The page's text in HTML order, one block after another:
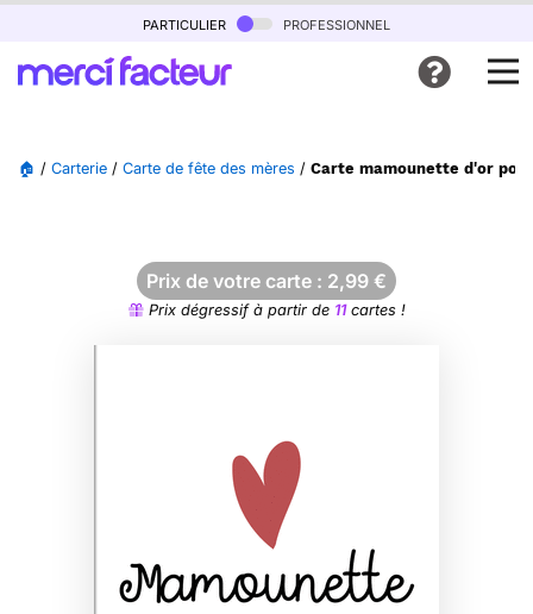
particulier professionnel
🏠 / Carterie / Carte de fête des mères / Carte mamounette d'or
Prix de votre carte : 2,99 €
Prix dégressif à partir de 11cartes !